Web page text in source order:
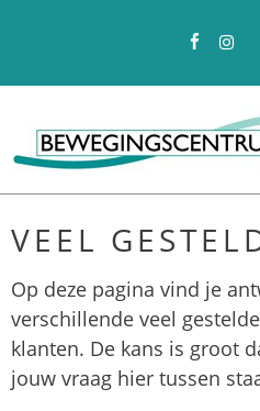
VEEL
Op deze pagina vind je
verschillende veel
klanten. De kans is groot
jouw vraag hier tussen